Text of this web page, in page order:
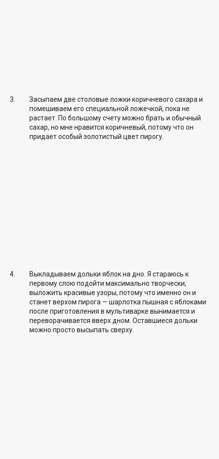
Засыпаем две столовые ложки коричневого сахара и
помешиваем его специальной ложечкой, пока не
растает. По большому счету можно брать и обычный
сахар, но мне нравится коричневый, потому что он
придает особый золотистый цвет пирогу.
Выкладываем дольки яблок на дно. Я стараюсь к
первому слою подойти максимально творчески,
выложить красивые узоры, потому что именно он и
станет верхом пирога — шарлотка пышная с яблоками
после приготовления в мультиварке вынимается и
переворачивается вверх дном. Оставшиеся дольки
можно просто высыпать сверху.